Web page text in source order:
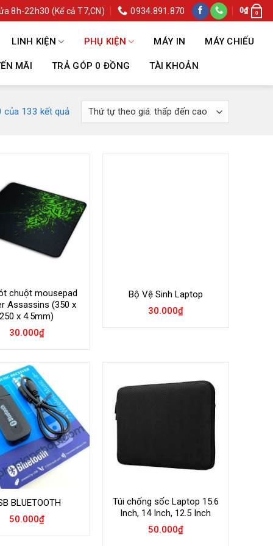
8h-22h30 (Kể cả T7,CN) 0934.891.870 0₫ 0
LINH KIỆN PHỤ KIỆN MÁY IN MÁY CHIẾU
MÃI TRẢ GÓP 0 ĐỒNG TÀI KHOẢN
của 133 kết quả
chuột mousepad
Assassins (350 x
250 x 4.5mm)
30.000₫
Bộ Vệ Sinh Laptop
30.000₫
BLUETOOTH
50.000₫
Túi chống sốc Laptop 15.6
Inch, 14 Inch, 12.5 Inch
50.000₫